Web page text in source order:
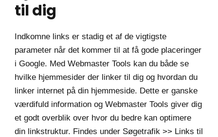
til dig
Indkomne links er stadig et af de vigtigste
parameter når det kommer til at få gode placeringer
i Google. Med Webmaster Tools kan du både se
hvilke hjemmesider der linker til dig og hvordan du
linker internet på din hjemmeside. Dette er ganske
værdifuld information og Webmaster Tools giver dig
et godt overblik over hvor du bedre kan optimere
din linkstruktur. Findes under Søgetrafik >> Links til